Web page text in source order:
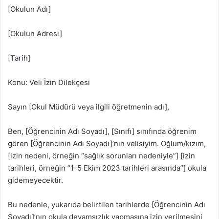
[Okulun Adı]
[Okulun Adresi]
[Tarih]
Konu: Veli İzin Dilekçesi
Sayın [Okul Müdürü veya ilgili öğretmenin adı],
Ben, [Öğrencinin Adı Soyadı], [Sınıfı] sınıfında öğrenim
gören [Öğrencinin Adı Soyadı]’nın velisiyim. Oğlum/kızım,
[izin nedeni, örneğin “sağlık sorunları nedeniyle”] [izin
tarihleri, örneğin “1-5 Ekim 2023 tarihleri arasında”] okula
gidemeyecektir.
Bu nedenle, yukarıda belirtilen tarihlerde [Öğrencinin Adı
Soyadı]’nın okula devamsızlık yapmasına izin verilmesini